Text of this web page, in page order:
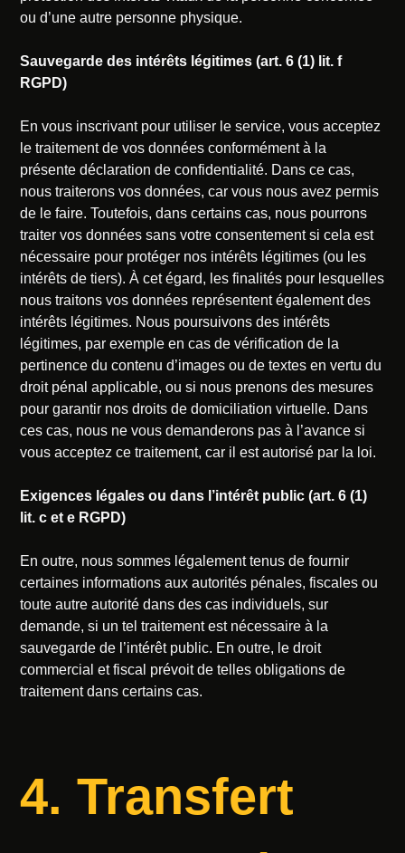
ou d’une autre personne physique.
Sauvegarde des intérêts légitimes (art. 6 (1) lit. f
RGPD)
En vous inscrivant pour utiliser le service, vous acceptez
le traitement de vos données conformément à la
présente déclaration de confidentialité. Dans ce cas,
nous traiterons vos données, car vous nous avez permis
de le faire. Toutefois, dans certains cas, nous pourrons
traiter vos données sans votre consentement si cela est
nécessaire pour protéger nos intérêts légitimes (ou les
intérêts de tiers). À cet égard, les finalités pour lesquelles
nous traitons vos données représentent également des
intérêts légitimes. Nous poursuivons des intérêts
légitimes, par exemple en cas de vérification de la
pertinence du contenu d’images ou de textes en vertu du
droit pénal applicable, ou si nous prenons des mesures
pour garantir nos droits de domiciliation virtuelle. Dans
ces cas, nous ne vous demanderons pas à l’avance si
vous acceptez ce traitement, car il est autorisé par la loi.
Exigences légales ou dans l’intérêt public (art. 6 (1)
lit. c et e RGPD)
En outre, nous sommes légalement tenus de fournir
certaines informations aux autorités pénales, fiscales ou
toute autre autorité dans des cas individuels, sur
demande, si un tel traitement est nécessaire à la
sauvegarde de l’intérêt public. En outre, le droit
commercial et fiscal prévoit de telles obligations de
traitement dans certains cas.
4. Transfert